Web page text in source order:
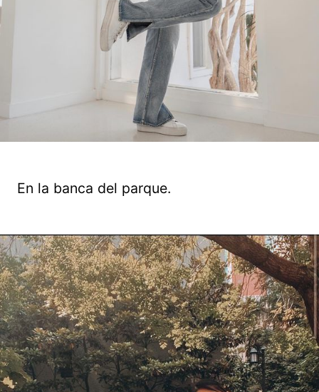
En la banca del parque.